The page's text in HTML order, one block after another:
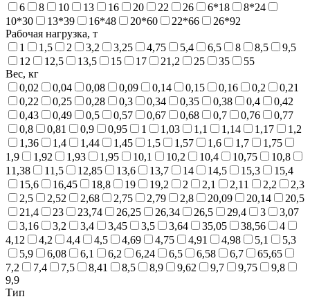
6
8 10 13 16 20 22 26 6*18
8*24
10*30
13*39 16*48 20*60 22*66
26*92
Рабочая нагрузка, т
1
1,5 2 3,2 3,25 4,75 5,4 6,5 8 8,5
9,5
12
12,5 13,5 15 17 21,2 25 35
55
Вес, кг
0,02
0,04 0,08 0,09 0,14 0,15 0,16 0,2
0,21
0,22
0,25 0,28 0,3 0,34 0,35 0,38 0,4
0,42
0,43
0,49 0,5 0,57 0,67 0,68 0,7 0,76
0,77
0,8
0,81 0,9 0,95 1 1,03 1,1 1,14 1,17
1,2
1,36
1,4 1,44 1,45 1,5 1,57 1,6 1,7
1,75
1,9
1,92 1,93 1,95 10,1 10,2 10,4 10,75
10,8
11,38
11,5 12,85 13,6 13,7 14 14,5 15,3
15,4
15,6
16,45 18,8 19 19,2 2 2,1 2,11 2,2
2,3
2,5
2,52 2,68 2,75 2,79 2,8 20,09 20,14
20,5
21,4
23 23,74 26,25 26,34 26,5 29,4 3
3,07
3,16
3,2 3,4 3,45 3,5 3,64 35,05 38,56
4
4,12
4,2 4,4 4,5 4,69 4,75 4,91 4,98 5,1
5,3
5,9
6,08 6,1 6,2 6,24 6,5 6,58 6,7
65,65
7,2
7,4 7,5 8,41 8,5 8,9 9,62 9,7 9,75
9,8
9,9
Тип